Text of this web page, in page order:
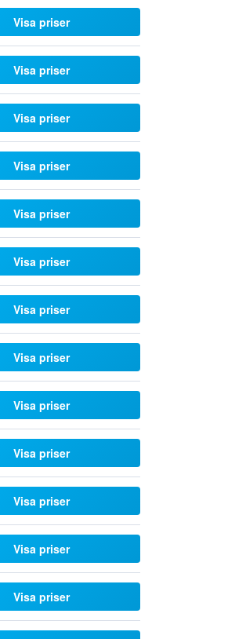
Visa priser
Visa priser
Visa priser
Visa priser
Visa priser
Visa priser
Visa priser
Visa priser
Visa priser
Visa priser
Visa priser
Visa priser
Visa priser